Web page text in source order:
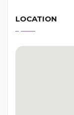
LOCATION